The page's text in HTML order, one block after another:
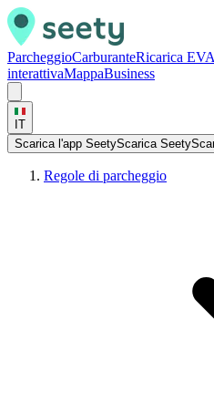
ParcheggioCarburanteRicarica EV
interattivaMappaBusiness
IT
Scarica l'app SeetyScarica Seety
Regole di parcheggio